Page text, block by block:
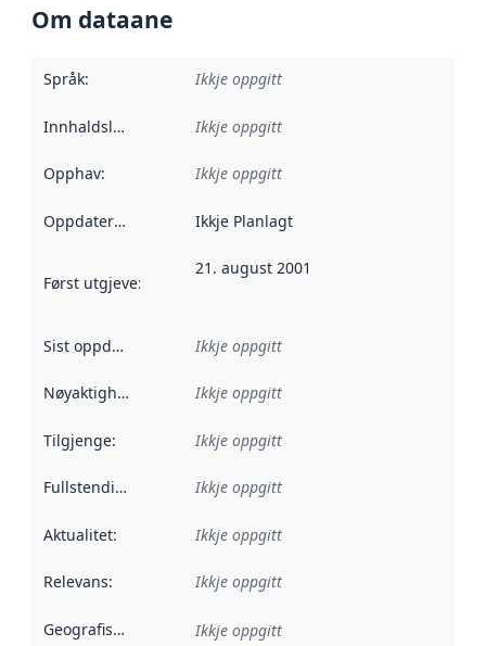
Om dataane
Språk: Ikkje oppgitt
Innhaldsleverandørar :
Ikkje oppgitt
Opphav: Ikkje oppgitt
Oppdateringsfrekvens :
Ikkje Planlagt
Først utgjeve: Denne datoen seier når dataa i dette
21. august 2001
Sist oppdatert Ikkje oppgitt
Nøyaktigheit Ikkje oppgitt
Tilgjenge: Ikkje oppgitt
Fullstendigheit Ikkje oppgitt
Aktualitet: Ikkje oppgitt
Relevans: Ikkje oppgitt
Geografisk område Ikkje oppgitt